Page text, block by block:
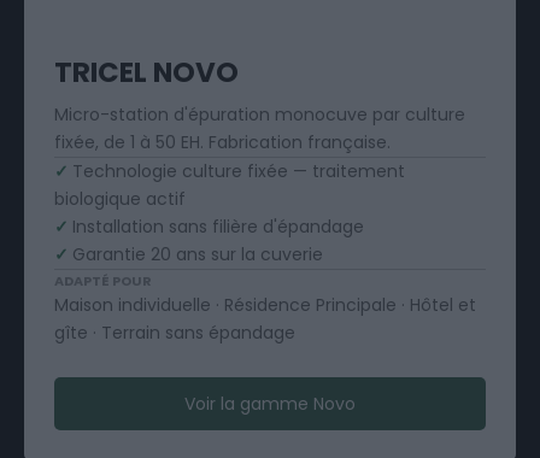
TRICEL NOVO
Micro-station d'épuration monocuve par culture
fixée, de 1 à 50 EH. Fabrication française.
✓ Technologie culture fixée — traitement
biologique actif
✓ Installation sans filière d'épandage
✓ Garantie 20 ans sur la cuverie
ADAPTÉ POUR
Maison individuelle · Résidence Principale · Hôtel et
gîte · Terrain sans épandage
Voir la gamme Novo